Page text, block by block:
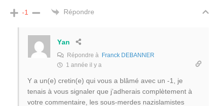
-1 Répondre
Yan
Répondre à Franck DEBANNER
1 année il y a
Y a un(e) cretin(e) qui vous a blâmé avec un -1, je
tenais à vous signaler que j’adherais complètement à
votre commentaire, les sous-merdes nazislamistes